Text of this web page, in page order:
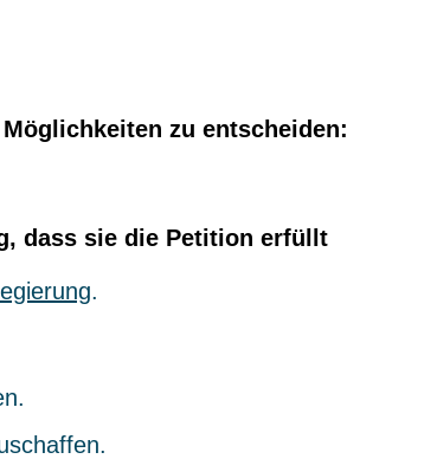
zu entscheiden:
dass sie die Petition erfüllt
.